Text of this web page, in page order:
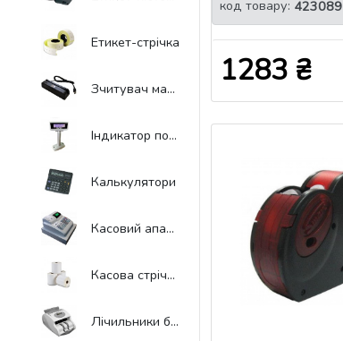
Етикет-стрічка
Зчитувач магнітних карт
Індикатор покупця
Калькулятори
Касовий апарат
Касова стрічка
Лічильники банкнот
код товару: 423089
1283 ₴